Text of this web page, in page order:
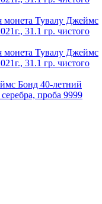
Бонд 40-летний
проба 9999